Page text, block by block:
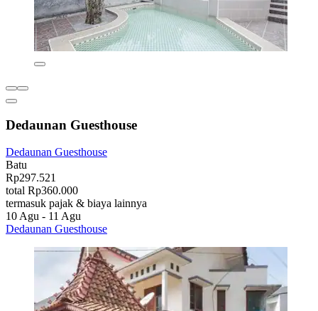
Dedaunan Guesthouse
Dedaunan Guesthouse
Batu
Rp297.521
total Rp360.000
termasuk pajak & biaya lainnya
10 Agu - 11 Agu
Dedaunan Guesthouse